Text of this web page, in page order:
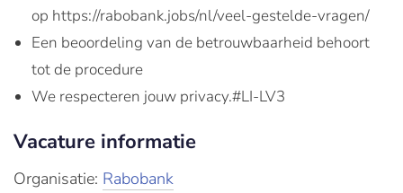
op https://rabobank.jobs/nl/veel-gestelde-vragen/
Een beoordeling van de betrouwbaarheid behoort
tot de procedure
We respecteren jouw privacy.#LI-LV3
Vacature informatie
Organisatie: Rabobank